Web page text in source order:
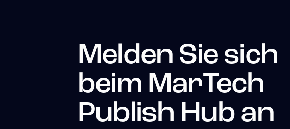
Melden Sie sich
beim MarTech
Publish Hub an